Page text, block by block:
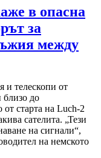
в опасна
за
между
и телескопи от
близо до
от старта на Luch-2
сателита. „Тези
на сигнали“,
на немското